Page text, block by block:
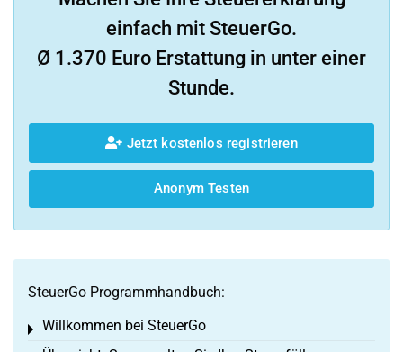
einfach mit SteuerGo.
Ø 1.370 Euro Erstattung in unter einer
Stunde.
Jetzt kostenlos registrieren
Anonym Testen
SteuerGo Programmhandbuch:
Willkommen bei SteuerGo
Toggle menu